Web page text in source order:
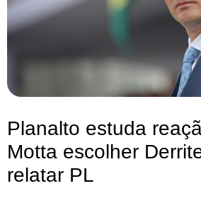
Planalto estuda
Motta escolher
relatar PL